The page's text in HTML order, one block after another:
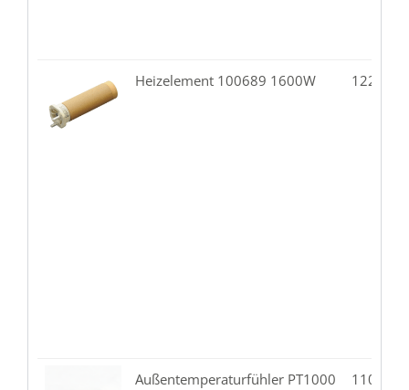
Heizelement 100689 1600W 122.00-
Außentemperaturfühler PT1000 110.07-